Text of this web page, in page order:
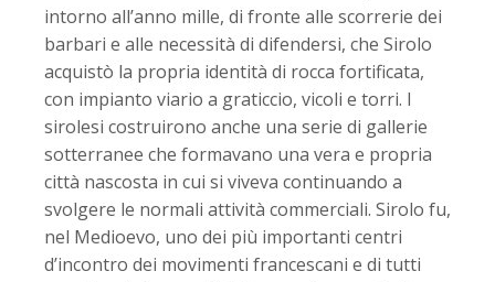
intorno all’anno mille, di fronte alle scorrerie dei
barbari e alle necessità di difendersi, che Sirolo
acquistò la propria identità di rocca fortificata,
con impianto viario a graticcio, vicoli e torri. I
sirolesi costruirono anche una serie di gallerie
sotterranee che formavano una vera e propria
città nascosta in cui si viveva continuando a
svolgere le normali attività commerciali. Sirolo fu,
nel Medioevo, uno dei più importanti centri
d’incontro dei movimenti francescani e di tutti